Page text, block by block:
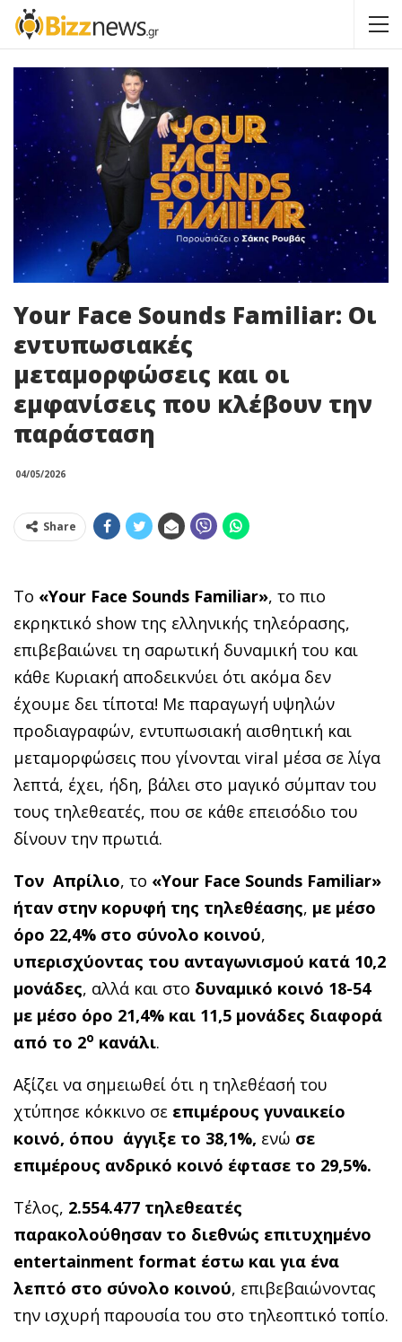
Your Face Sounds Familiar: Οι
εντυπωσιακές
μεταμορφώσεις και οι
εμφανίσεις που κλέβουν την
παράσταση
04/05/2026
Share
Το «Your Face Sounds Familiar», το πιο
εκρηκτικό show της ελληνικής τηλεόρασης,
επιβεβαιώνει τη σαρωτική δυναμική του και
κάθε Κυριακή αποδεικνύει ότι ακόμα δεν
έχουμε δει τίποτα! Με παραγωγή υψηλών
προδιαγραφών, εντυπωσιακή αισθητική και
μεταμορφώσεις που γίνονται viral μέσα σε λίγα
λεπτά, έχει, ήδη, βάλει στο μαγικό σύμπαν του
τους τηλεθεατές, που σε κάθε επεισόδιο του
δίνουν την πρωτιά.
Τον Απρίλιο, το «Your Face Sounds Familiar»
ήταν στην κορυφή της τηλεθέασης, με μέσο
όρο 22,4% στο σύνολο κοινού,
υπερισχύοντας του ανταγωνισμού κατά 10,2
μονάδες, αλλά και στο δυναμικό κοινό 18-54
με μέσο όρο 21,4% και 11,5 μονάδες διαφορά
από το 2ο κανάλι.
Αξίζει να σημειωθεί ότι η τηλεθέασή του
χτύπησε κόκκινο σε επιμέρους γυναικείο
κοινό, όπου άγγιξε το 38,1%, ενώ σε
επιμέρους ανδρικό κοινό έφτασε το 29,5%.
Τέλος, 2.554.477 τηλεθεατές
παρακολούθησαν το διεθνώς επιτυχημένο
entertainment format έστω και για ένα
λεπτό στο σύνολο κοινού, επιβεβαιώνοντας
την ισχυρή παρουσία του στο τηλεοπτικό τοπίο.